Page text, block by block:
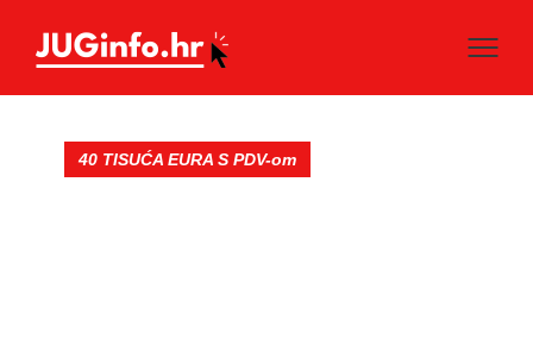
40 TISUĆA EURA S PDV-om